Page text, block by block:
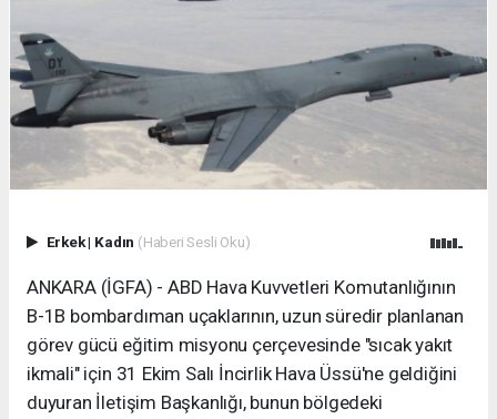
Erkek| Kadın (Haberi Sesli Oku)
ANKARA (İGFA) - ABD Hava Kuvvetleri Komutanlığının
B-1B bombardıman uçaklarının, uzun süredir planlanan
görev gücü eğitim misyonu çerçevesinde "sıcak yakıt
ikmali" için 31 Ekim Salı İncirlik Hava Üssü'ne geldiğini
duyuran İletişim Başkanlığı, bunun bölgedeki